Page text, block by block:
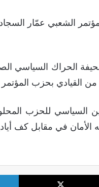
الشعبي عمّار
الحراك السياسي
القيادي بحزب
السياسي للحزب
الأمان في مقابل كف
X